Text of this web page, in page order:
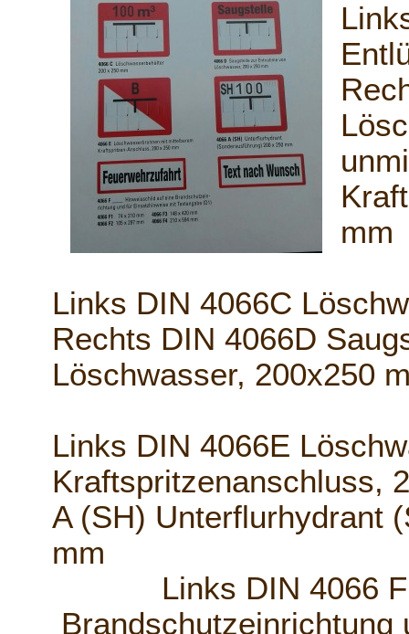
mm
Links DIN 4066C
Rechts DIN 4066D
Löschwasser, 200x250
Links DIN 4066E
Kraftspritzenanschluss,
A (SH) Unterflurhydrant
mm
Links DIN 4066